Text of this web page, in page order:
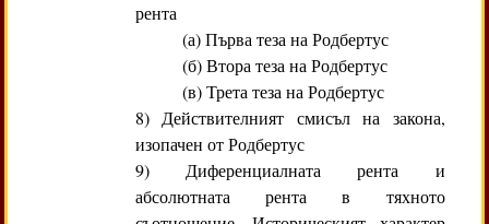
рента
(а) Първа теза на Родбертус
(б) Втора теза на Родбертус
(в) Трета теза на Родбертус
8) Действителният смисъл на закона,
изопачен от Родбертус
9) Диференциалната рента и
абсолютната рента в тяхното